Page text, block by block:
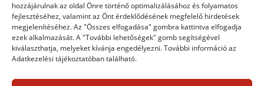
hozzájárulnak az oldal Önre történő optimalizálásához és folyamatos
fejlesztéséhez, valamint az Önt érdeklődésének megfelelő hirdetések
megjelenítéséhez. Az "Összes elfogadása" gombra kattintva elfogadja
ezek alkalmazását. A "További lehetőségek" gomb segítségével
kiválaszthatja, melyeket kívánja engedélyezni. További információ az
Adatkezelési tájékoztatóban található.
Margo 2013. április 5. péntek-n 09:41 közelében
Köszönöm, Krisssz! Nekem ebből sosem elég a
„képzés”:-)))